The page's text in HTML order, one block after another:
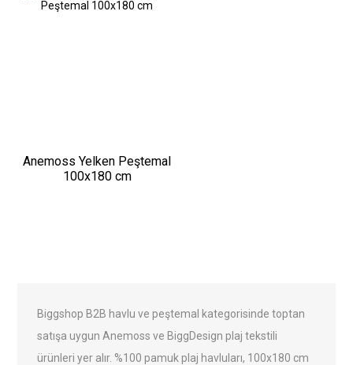
Anemoss Yelken Peştemal
100x180 cm
Biggshop B2B havlu ve peştemal kategorisinde toptan
satışa uygun Anemoss ve BiggDesign plaj tekstili
ürünleri yer alır. %100 pamuk plaj havluları, 100x180 cm